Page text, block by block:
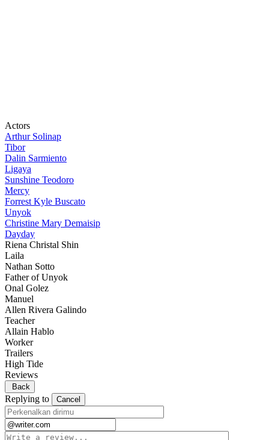
Actors
Arthur Solinap
Tibor
Dalin Sarmiento
Ligaya
Sunshine Teodoro
Mercy
Forrest Kyle Buscato
Unyok
Christine Mary Demaisip
Dayday
Riena Christal Shin
Laila
Nathan Sotto
Father of Unyok
Onal Golez
Manuel
Allen Rivera Galindo
Teacher
Allain Hablo
Worker
Trailers
High Tide
Reviews
Back
Replying to Cancel